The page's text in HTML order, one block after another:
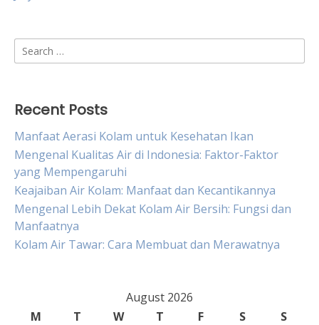
Search
for:
Recent Posts
Manfaat Aerasi Kolam untuk Kesehatan Ikan
Mengenal Kualitas Air di Indonesia: Faktor-Faktor
yang Mempengaruhi
Keajaiban Air Kolam: Manfaat dan Kecantikannya
Mengenal Lebih Dekat Kolam Air Bersih: Fungsi dan
Manfaatnya
Kolam Air Tawar: Cara Membuat dan Merawatnya
August 2026
M
T W T F S
S